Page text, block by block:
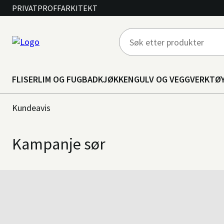
PRIVATPROFFARKITEKT
FLISERLIM OG FUGBADKJØKKENGULV OG VEGG
Kundeavis
Kampanje sør